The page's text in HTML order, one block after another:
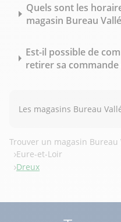
Quels sont les
magasin Bureau
Est-il possible de
retirer sa commande
Les magasins Bureau
Trouver un magasin Bureau
Eure-et-Loir
Dreux